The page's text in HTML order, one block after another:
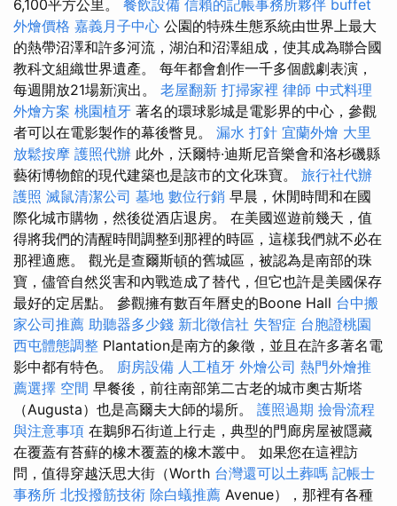
6,100平方公里。 餐飲設備 信賴的記帳事務所夥伴 buffet
外燴價格 嘉義月子中心 公園的特殊生態系統由世界上最大
的熱帶沼澤和許多河流，湖泊和沼澤組成，使其成為聯合國
教科文組織世界遺產。 每年都會創作一千多個戲劇表演，
每週開放21場新演出。 老屋翻新 打掃家裡 律師 中式料理
外燴方案 桃園植牙 著名的環球影城是電影界的中心，參觀
者可以在電影製作的幕後瞥見。 漏水 打針 宜蘭外燴 大里
放鬆按摩 護照代辦 此外，沃爾特·迪斯尼音樂會和洛杉磯縣
藝術博物館的現代建築也是該市的文化珠寶。 旅行社代辦
護照 滅鼠清潔公司 墓地 數位行銷 早晨，休閒時間和在國
際化城市購物，然後從酒店退房。 在美國巡遊前幾天，值
得將我們的清醒時間調整到那裡的時區，這樣我們就不必在
那裡適應。 觀光是查爾斯頓的舊城區，被認為是南部的珠
寶，儘管自然災害和內戰造成了替代，但它也許是美國保存
最好的定居點。 參觀擁有數百年曆史的Boone Hall 台中搬
家公司推薦 助聽器多少錢 新北徵信社 失智症 台胞證桃園
西屯體態調整 Plantation是南方的象徵，並且在許多著名電
影中都有特色。 廚房設備 人工植牙 外燴公司 熱門外燴推
薦選擇 空間 早餐後，前往南部第二古老的城市奧古斯塔
（Augusta）也是高爾夫大師的場所。 護照過期 撿骨流程
與注意事項 在鵝卵石街道上行走，典型的門廊房屋被隱藏
在覆蓋有苔蘚的橡木覆蓋的橡木叢中。 如果您在這裡訪
問，值得穿越沃思大街（Worth 台灣還可以土葬嗎 記帳士
事務所 北投撥筋技術 除白蟻推薦 Avenue），那裡有各種